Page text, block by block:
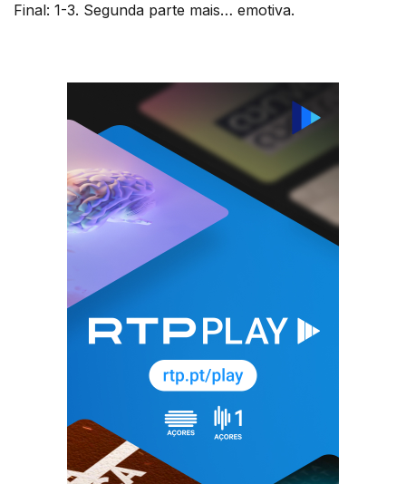
Final: 1-3. Segunda parte mais… emotiva.